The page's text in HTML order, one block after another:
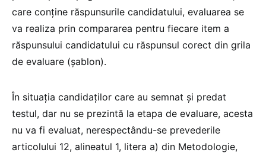
care conține răspunsurile candidatului, evaluarea se
va realiza prin compararea pentru fiecare item a
răspunsului candidatului cu răspunsul corect din grila
de evaluare (șablon).
În situația candidaților care au semnat și predat
testul, dar nu se prezintă la etapa de evaluare, acesta
nu va fi evaluat, nerespectându-se prevederile
articolului 12, alineatul 1, litera a) din Metodologie,